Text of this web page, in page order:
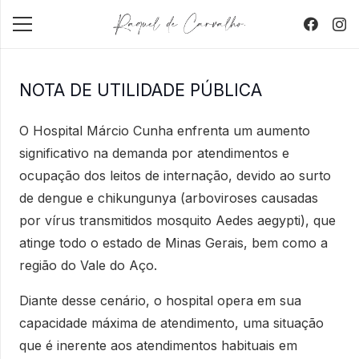
NOTA DE UTILIDADE PÚBLICA
O Hospital Márcio Cunha enfrenta um aumento
significativo na demanda por atendimentos e
ocupação dos leitos de internação, devido ao surto
de dengue e chikungunya (arboviroses causadas
por vírus transmitidos mosquito Aedes aegypti), que
atinge todo o estado de Minas Gerais, bem como a
região do Vale do Aço.
Diante desse cenário, o hospital opera em sua
capacidade máxima de atendimento, uma situação
que é inerente aos atendimentos habituais em